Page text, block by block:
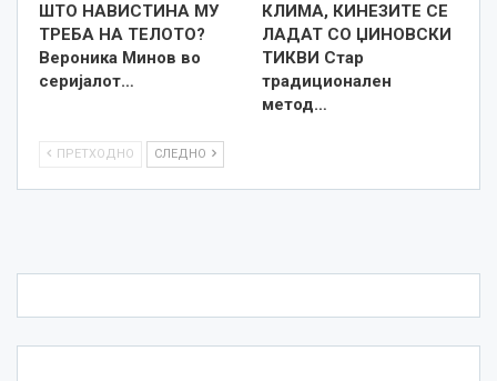
ШТО НАВИСТИНА МУ
ТРЕБА НА ТЕЛОТО?
Вероника Минов во
серијалот…
КЛИМА, КИНЕЗИТЕ СЕ
ЛАДАТ СО ЏИНОВСКИ
ТИКВИ Стар
традиционален
метод…
ПРЕТХОДНО СЛЕДНО